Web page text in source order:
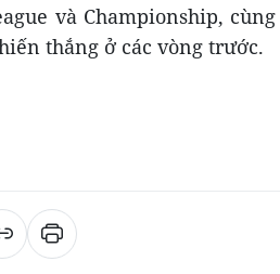
và Championship,
thắng ở các vòng trước.